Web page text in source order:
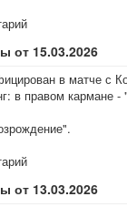
от 15.03.2026
в матче с
в правом кармане
от 13.03.2026